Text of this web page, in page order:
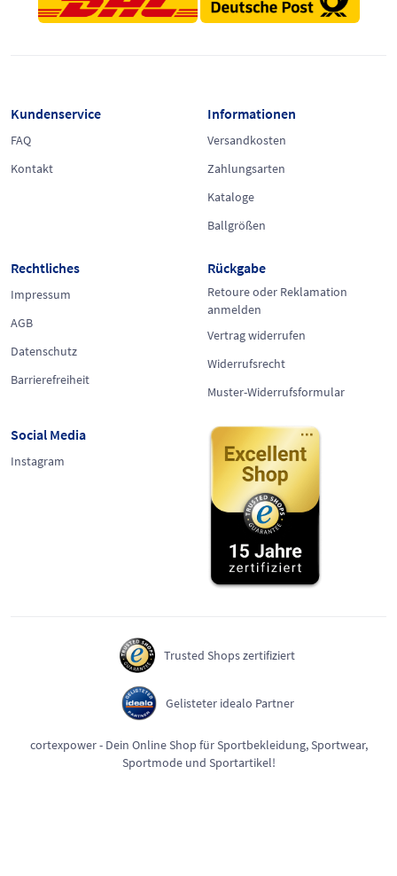
Kundenservice
FAQ
Kontakt
Informationen
Versandkosten
Zahlungsarten
Kataloge
Ballgrößen
Rechtliches
Impressum
AGB
Datenschutz
Barrierefreiheit
Rückgabe
Retoure oder Reklamation
anmelden
Vertrag widerrufen
Widerrufsrecht
Muster-Widerrufsformular
Social Media
Instagram
cortexpower - Dein Online Shop für Sportbekleidung, Sportwear,
Sportmode und Sportartikel!
Trusted Shops zertifiziert
Gelisteter idealo Partner